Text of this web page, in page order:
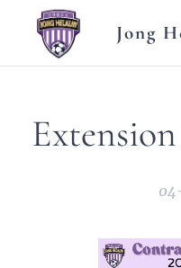
Jong